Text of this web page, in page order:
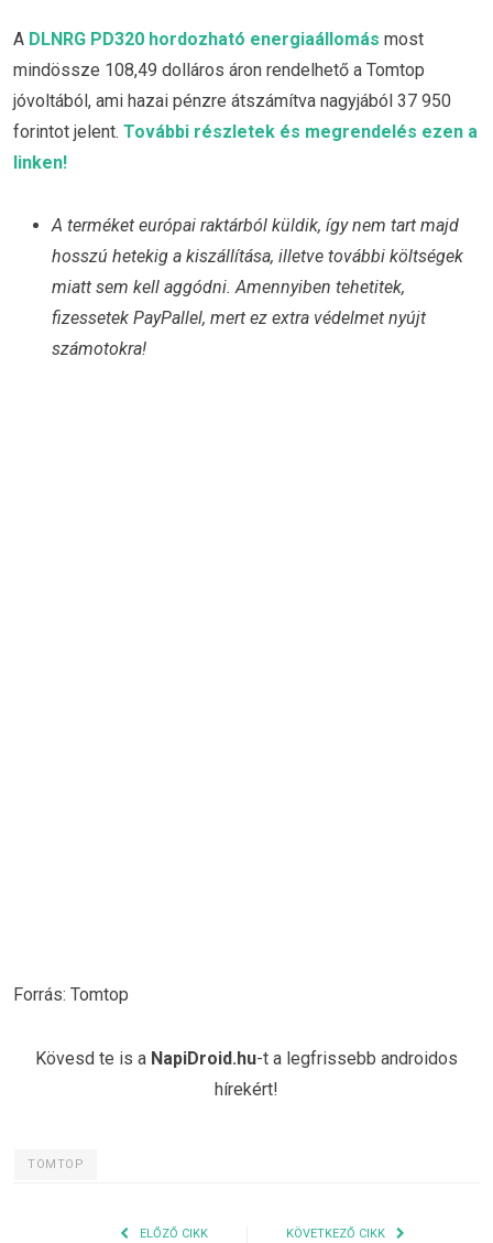
A DLNRG PD320 hordozható energiaállomás most
mindössze 108,49 dolláros áron rendelhető a Tomtop
jóvoltából, ami hazai pénzre átszámítva nagyjából 37 950
forintot jelent. További részletek és megrendelés ezen a
linken!
A terméket európai raktárból küldik, így nem tart majd
hosszú hetekig a kiszállítása, illetve további költségek
miatt sem kell aggódni. Amennyiben tehetitek,
fizessetek PayPallel, mert ez extra védelmet nyújt
számotokra!
Forrás: Tomtop
Kövesd te is a NapiDroid.hu-t a legfrissebb androidos
hírekért!
TOMTOP
ELŐZŐ CIKK KÖVETKEZŐ CIKK